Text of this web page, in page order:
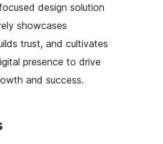
design solution
showcases
trust, and cultivates
presence to drive
and success.